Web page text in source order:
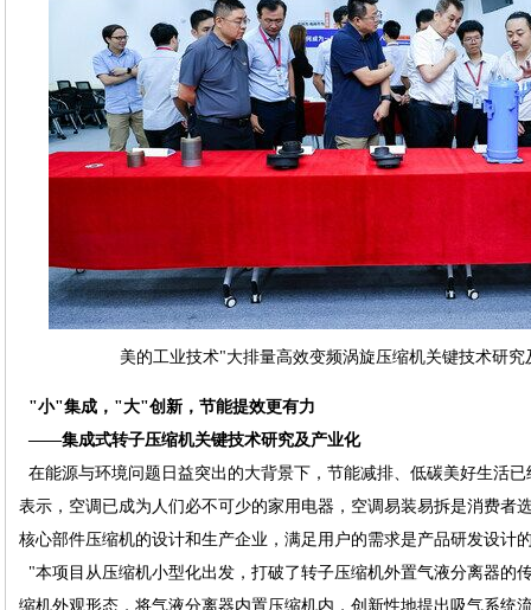
美的工业技术"大排量高效变频涡旋压缩机关键技术研
"小"集成，"大"创新，节能提效更有力
——集成式转子压缩机关键技术研究及产业化
在能源与环境问题日益突出的大背景下，节能减排、低碳美好生活
表示，空调已成为人们必不可少的家用电器，空调易装易拆是消费者
核心部件压缩机的设计和生产企业，满足用户的需求是产品研发设计
"本项目从压缩机小型化出发，打破了转子压缩机外置气液分离器的
缩机外观形态，将气液分离器内置压缩机内，创新性地提出吸气系统